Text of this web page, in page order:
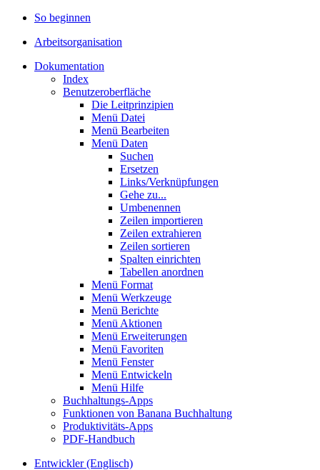
So beginnen
Arbeitsorganisation
Dokumentation
Index
Benutzeroberfläche
Die Leitprinzipien
Menü Datei
Menü Bearbeiten
Menü Daten
Suchen
Ersetzen
Links/Verknüpfungen
Gehe zu...
Umbenennen
Zeilen importieren
Zeilen extrahieren
Zeilen sortieren
Spalten einrichten
Tabellen anordnen
Menü Format
Menü Werkzeuge
Menü Berichte
Menü Aktionen
Menü Erweiterungen
Menü Favoriten
Menü Fenster
Menü Entwickeln
Menü Hilfe
Buchhaltungs-Apps
Funktionen von Banana Buchhaltung
Produktivitäts-Apps
PDF-Handbuch
Entwickler (Englisch)